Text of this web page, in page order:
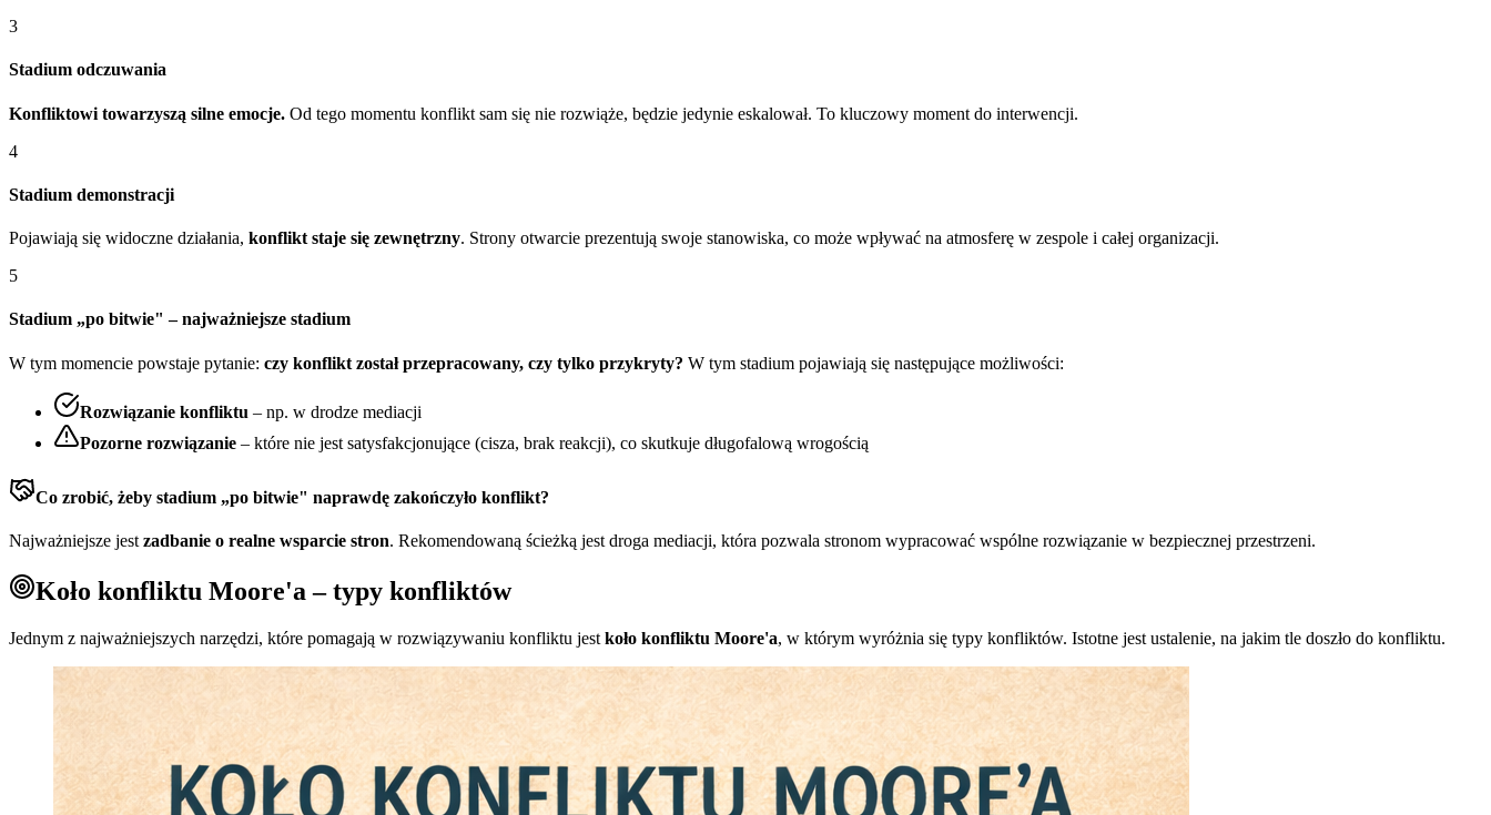
3
Stadium odczuwania
Konfliktowi towarzyszą silne emocje. Od tego momentu konflikt sam się nie rozwiąże, będzie jedynie eskalował. To kluczowy moment do interwencji.
4
Stadium demonstracji
Pojawiają się widoczne działania, konflikt staje się zewnętrzny. Strony otwarcie prezentują swoje stanowiska, co może wpływać na atmosferę w zespole i całej organizacji.
5
Stadium „po bitwie" – najważniejsze stadium
W tym momencie powstaje pytanie: czy konflikt został przepracowany, czy tylko przykryty? W tym stadium pojawiają się następujące możliwości:
Rozwiązanie konfliktu – np. w drodze mediacji
Pozorne rozwiązanie – które nie jest satysfakcjonujące (cisza, brak reakcji), co skutkuje długofalową wrogością
Co zrobić, żeby stadium „po bitwie" naprawdę zakończyło konflikt?
Najważniejsze jest zadbanie o realne wsparcie stron. Rekomendowaną ścieżką jest droga mediacji, która pozwala stronom wypracować wspólne rozwiązanie w bezpiecznej przestrzeni.
Koło konfliktu Moore'a – typy konfliktów
Jednym z najważniejszych narzędzi, które pomagają w rozwiązywaniu konfliktu jest koło konfliktu Moore'a, w którym wyróżnia się typy konfliktów. Istotne jest ustalenie, na jakim tle doszło do konfliktu.